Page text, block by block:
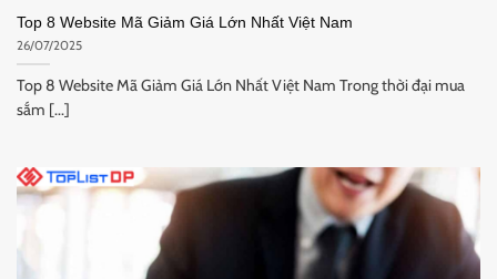
Top 8 Website Mã Giảm Giá Lớn Nhất Việt Nam
26/07/2025
Top 8 Website Mã Giảm Giá Lớn Nhất Việt Nam Trong thời đại mua
sắm [...]